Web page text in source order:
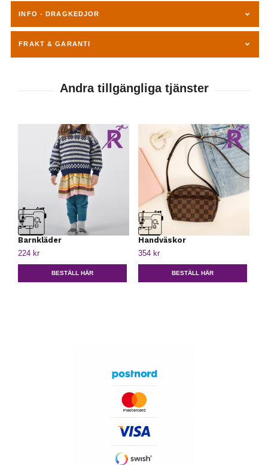
INFO - DRAGKEDJOR
FRAKT & GARANTI
Barnkläder
224 kr
BESTÄLL HÄR
Handväskor
354 kr
BESTÄLL HÄR